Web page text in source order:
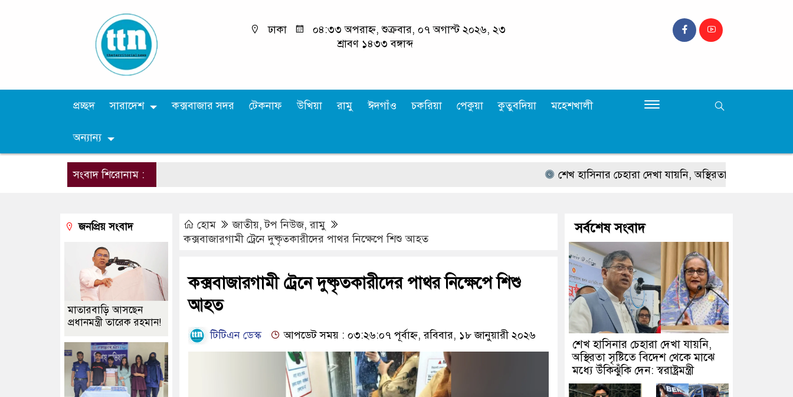
ঢাকা
০৪:৩৩ অপরাহ্ন, শুক্রবার, ০৭ অগাস্ট ২০২৬, ২৩
শ্রাবণ ১৪৩৩ বঙ্গাব্দ
প্রচ্ছদ সারাদেশ কক্সবাজার সদর টেকনাফ উখিয়া রামু ঈদগাঁও চকরিয়া পেকুয়া কুতুবদিয়া মহেশখালী
অন্যান্য
সংবাদ শিরোনাম : শেখ হাসিনার চেহারা দেখা যায়নি, অস্থিরতা সৃষ্টিতে বিদেশ থেকে
হোম জাতীয়,টপ নিউজ,রামু
কক্সবাজারগামী ট্রেনে দুষ্কৃতকারীদের পাথর নিক্ষেপে শিশু আহত
কক্সবাজারগামী ট্রেনে দুষ্কৃতকারীদের পাথর নিক্ষেপে শিশু
আহত
টিটিএন ডেস্ক আপডেট সময় : ০৩:২৬:০৭ পূর্বাহ্ন, রবিবার, ১৮ জানুয়ারী ২০২৬
জনপ্রিয় সংবাদ
মাতারবাড়ি আসছেন
প্রধানমন্ত্রী তারেক রহমান!
সর্বশেষ সংবাদ
শেখ হাসিনার চেহারা দেখা যায়নি,
অস্থিরতা সৃষ্টিতে বিদেশ থেকে মাঝে
মধ্যে উঁকিঝুঁকি দেন: স্বরাষ্ট্রমন্ত্রী